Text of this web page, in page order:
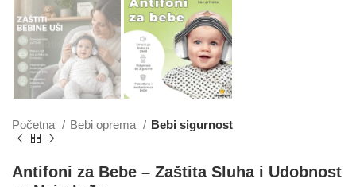
Početna Bebi oprema Bebi sigurnost
Antifoni za Bebe – Zaštita Sluha i Udobnost